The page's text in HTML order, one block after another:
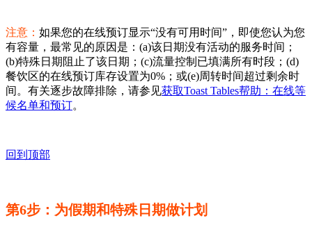
注意： 如果您的在线预订显示“没有可用时间”，即使您认为您
有容量，最常见的原因是：(a)该日期没有活动的服务时间；
(b)特殊日期阻止了该日期；(c)流量控制已填满所有时段；(d)
餐饮区的在线预订库存设置为0%；或(e)周转时间超过剩余时
间。有关逐步故障排除，请参见获取Toast Tables帮助：在线等
候名单和预订。
回到顶部
第6步：为假期和特殊日期做计划